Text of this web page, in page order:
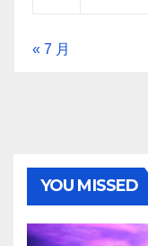
« 7 月
YOU MISSED